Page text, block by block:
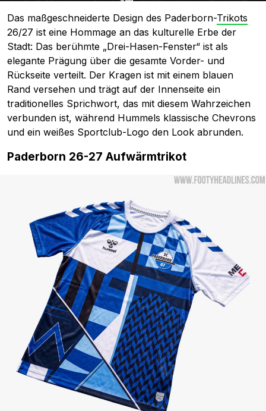
Das maßgeschneiderte Design des Paderborn-Trikots
26/27 ist eine Hommage an das kulturelle Erbe der
Stadt: Das berühmte „Drei-Hasen-Fenster“ ist als
elegante Prägung über die gesamte Vorder- und
Rückseite verteilt. Der Kragen ist mit einem blauen
Rand versehen und trägt auf der Innenseite ein
traditionelles Sprichwort, das mit diesem Wahrzeichen
verbunden ist, während Hummels klassische Chevrons
und ein weißes Sportclub-Logo den Look abrunden.
Paderborn 26-27 Aufwärmtrikot